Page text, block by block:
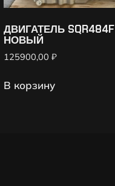
ДВИГАТЕЛЬ SQR484F
НОВЫЙ
125900,00 ₽
В корзину